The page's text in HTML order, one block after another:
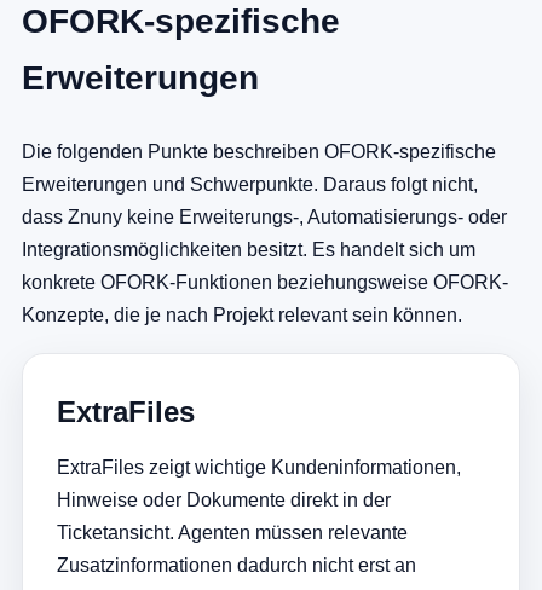
OFORK-spezifische
Erweiterungen
Die folgenden Punkte beschreiben OFORK-spezifische
Erweiterungen und Schwerpunkte. Daraus folgt nicht,
dass Znuny keine Erweiterungs-, Automatisierungs- oder
Integrationsmöglichkeiten besitzt. Es handelt sich um
konkrete OFORK-Funktionen beziehungsweise OFORK-
Konzepte, die je nach Projekt relevant sein können.
ExtraFiles
ExtraFiles zeigt wichtige Kundeninformationen,
Hinweise oder Dokumente direkt in der
Ticketansicht. Agenten müssen relevante
Zusatzinformationen dadurch nicht erst an